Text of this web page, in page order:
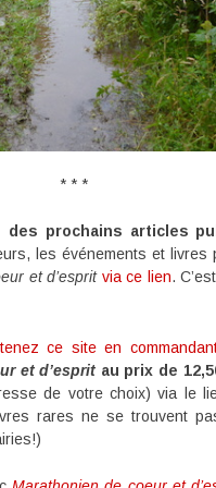
* * *
des prochains articles
les événements et
et d’esprit via ce lien. C’est
ce site en
et d’esprit au prix de
de votre choix) via le
rares ne se trouvent